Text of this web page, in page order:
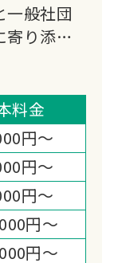
一般社団
寄り添
りたい」
したサー
た。
、リフォ
トまで──
の方の人
います。
務”とし
守り、未
料金
円～
円～
円～
円～
円～